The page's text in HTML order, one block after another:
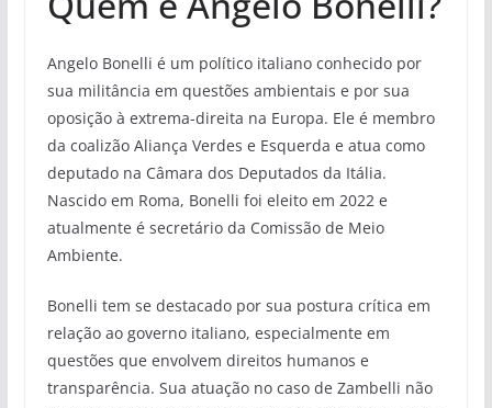
Angelo Bonelli é um político italiano conhecido por
sua militância em questões ambientais e por sua
oposição à extrema-direita na Europa. Ele é membro
da coalizão Aliança Verdes e Esquerda e atua como
deputado na Câmara dos Deputados da Itália.
Nascido em Roma, Bonelli foi eleito em 2022 e
atualmente é secretário da Comissão de Meio
Ambiente.
Bonelli tem se destacado por sua postura crítica em
relação ao governo italiano, especialmente em
questões que envolvem direitos humanos e
transparência. Sua atuação no caso de Zambelli não